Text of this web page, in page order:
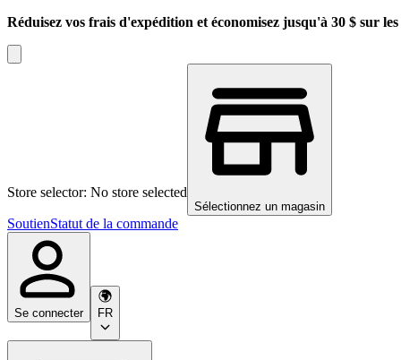
Réduisez vos frais d'expédition et économisez jusqu'à 30 $ sur
Store selector: No store selected
Sélectionnez un magasin
SoutienStatut de la commande
Se connecter FR